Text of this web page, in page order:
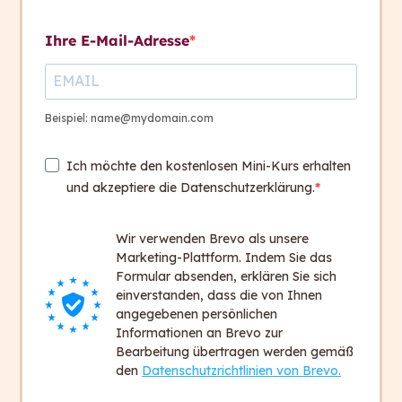
Die Macht der Sprache 1
Quiz
Kontakt
+ 43 316 393 449
Headquarter
Heinrichstraße 145
Newsletter
Bleiben Sie auf dem Laufenden!
Zum Newsletter anmelden
Ihre E-Mail-Adresse
Beispiel: name@mydomain.com
Ich möchte den kostenlosen Mini-Kurs erhalten
und akzeptiere die Datenschutzerklärung.
Wir verwenden Brevo als unsere
Marketing-Plattform. Indem Sie das
Formular absenden, erklären Sie sich
einverstanden, dass die von Ihnen
angegebenen persönlichen
Informationen an Brevo zur
Bearbeitung übertragen werden gemäß
den Datenschutzrichtlinien von Brevo.